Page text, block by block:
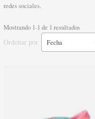
redes sociales.
Mostrando 1-1 de 1 resultados
Ordenar por Fecha